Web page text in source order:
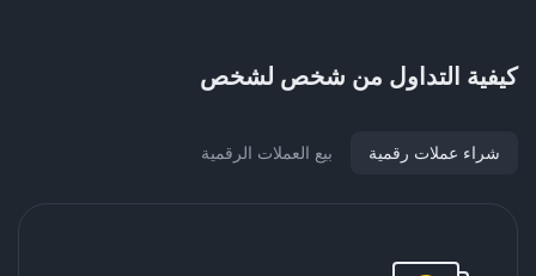
كيفية التداول من شخص لشخص
شراء عملات رقمية بيع العملات الرقمية